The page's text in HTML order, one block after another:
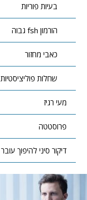
בעיות פוריות
הורמון fsh גבוה
כאבי מחזור
שחלות פוליציסטיות
מעי רגיז
פרוסטטה
דיקור סיני להיפוך עובר